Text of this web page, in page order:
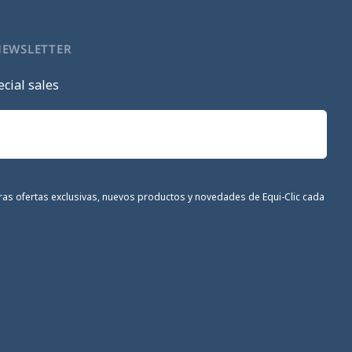
sales
ofertas exclusivas, nuevos productos y novedades de Equi-Clic cada